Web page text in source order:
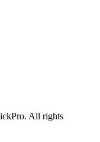
All rights